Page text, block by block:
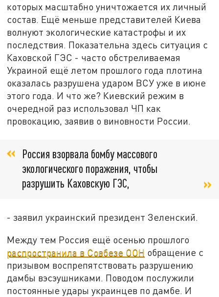
которых масштабно уничтожается их личный
состав. Ещё меньше представителей Киева
волнуют экологические катастрофы и их
последствия. Показательна здесь ситуация с
Каховской ГЭС - часто обстреливаемая
Украиной ещё летом прошлого года плотина
оказалась разрушена ударом ВСУ уже в июне
этого года. И что же? Киевский режим в
очередной раз использовал ЧП как
провокацию, заявив о виновности России.
Россия взорвала бомбу массового
экологического поражения, чтобы
разрушить Каховскую ГЭС,
- заявил украинский президент Зеленский.
Между тем Россия ещё осенью прошлого
распространила в Совбезе ООН обращение с
призывом воспрепятствовать разрушению
дамбы вэсэушниками. Поводом послужили
постоянные удары украинцев по дамбе. И